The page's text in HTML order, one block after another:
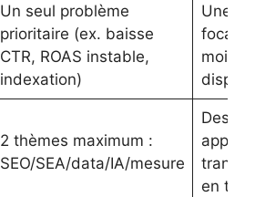
Un seul problème
prioritaire (ex. baisse
CTR, ROAS instable,
indexation)
Une
moins
2 thèmes maximum :
SEO/SEA/data/IA/mesure
Des
en